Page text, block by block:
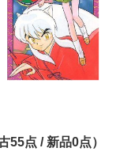
55点 / 新品0点）